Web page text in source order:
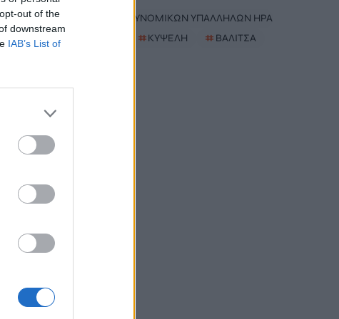
out of the
downstream
IAB’s List of
ΕΝΩΣΗ ΑΣΤΥΝΟΜΙΚΩΝ ΥΠΑΛΛΗΛΩΝ ΗΡΑΚΛΕΙΟΥ
#ΚΥΨΕΛΗ # ΒΑΛΙΤΣΑ